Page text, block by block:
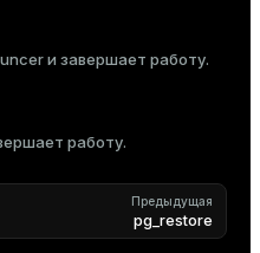
и завершает работу.
работу.
Предыдущая
pg_restore